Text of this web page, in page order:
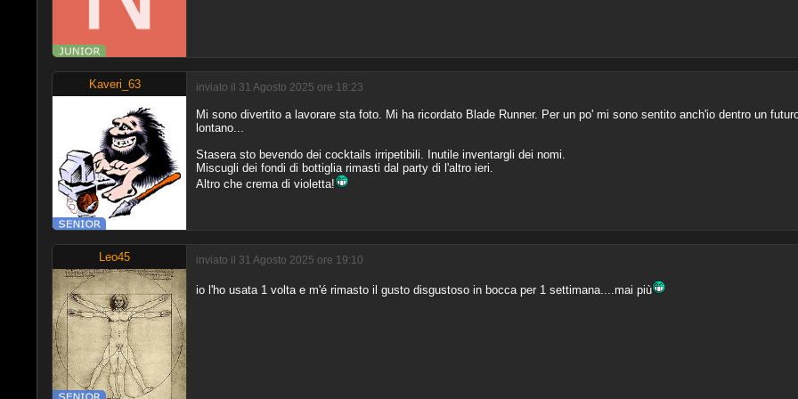
Kaveri_63 inviato il 31 Agosto 2025 ore 18:23
Mi sono divertito a lavorare sta foto. Mi ha ricordato Blade Runner. Per un po' mi sono sentito anch'io dentro un
lontano...
Stasera sto bevendo dei cocktails irripetibili. Inutile inventargli dei nomi.
Miscugli dei fondi di bottiglia rimasti dal party di l'altro ieri.
Altro che crema di violetta!
Leo45 inviato il 31 Agosto 2025 ore 19:10
io l'ho usata 1 volta e m'é rimasto il gusto disgustoso in bocca per 1 settimana....mai più